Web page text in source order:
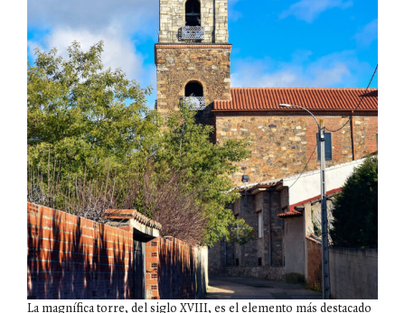
La magnífica torre, del siglo XVIII, es el elemento más destacado